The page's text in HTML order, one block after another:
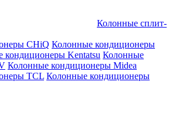
Колонные сплит-
CHiQ Колонные кондиционеры
кондиционеры Kentatsu Колонные
Колонные кондиционеры Midea
TCL Колонные кондиционеры